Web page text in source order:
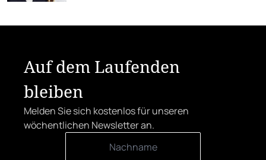
Auf dem Laufenden
bleiben
Melden Sie sich kostenlos für unseren
wöchentlichen Newsletter an.